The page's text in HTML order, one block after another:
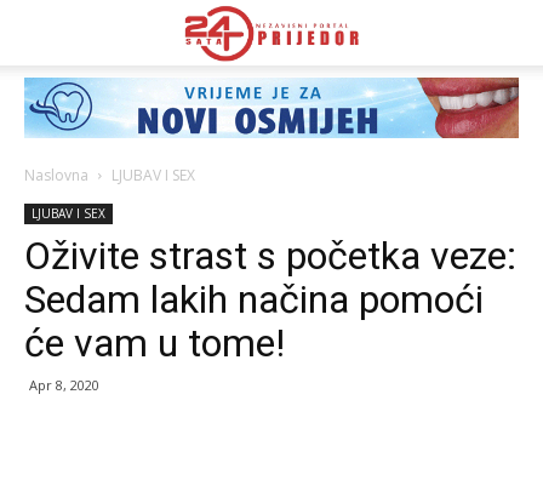
Naslovna LJUBAV I SEX
LJUBAV I SEX
Oživite strast s početka veze:
Sedam lakih načina pomoći
će vam u tome!
Apr 8, 2020